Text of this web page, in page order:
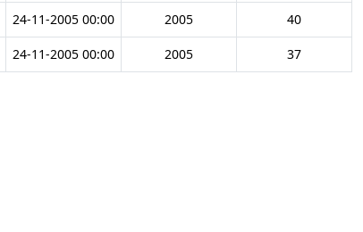
24-11-2005 00:00 2005 40
24-11-2005 00:00 2005 37